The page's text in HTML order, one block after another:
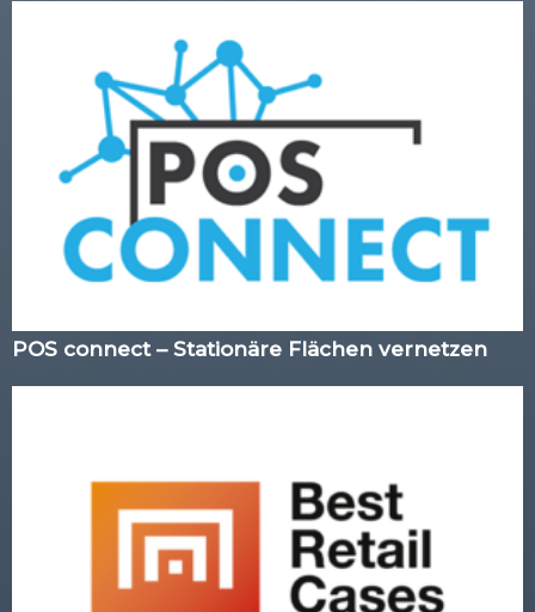
POS connect – Stationäre Flächen vernetzen